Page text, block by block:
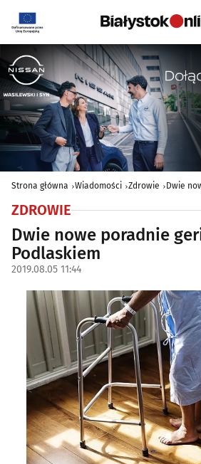
Strona główna Wiadomości Zdrowie Dwie
ZDROWIE
Dwie nowe poradnie
Podlaskiem
2019.08.05 11:44